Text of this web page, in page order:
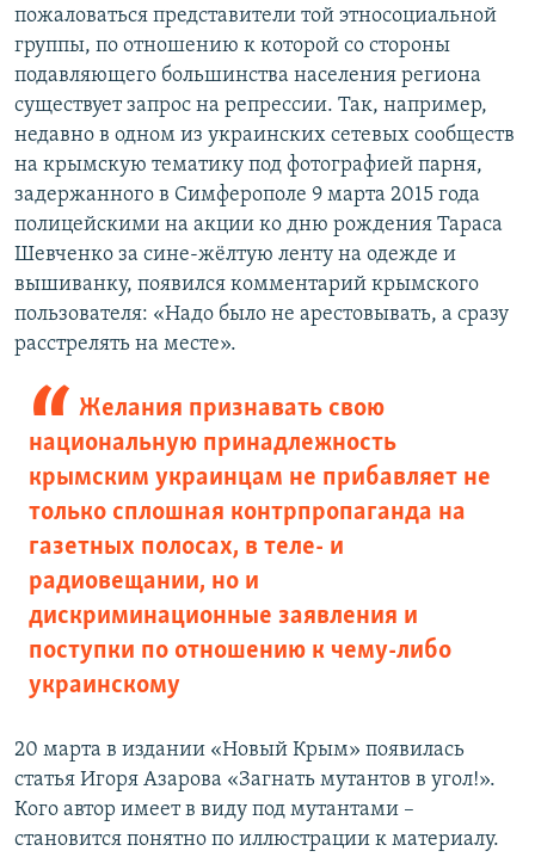
пожаловаться представители той этносоциальной
группы, по отношению к которой со стороны
подавляющего большинства населения региона
существует запрос на репрессии. Так, например,
недавно в одном из украинских сетевых сообществ
на крымскую тематику под фотографией парня,
задержанного в Симферополе 9 марта 2015 года
полицейскими на акции ко дню рождения Тараса
Шевченко за сине-жёлтую ленту на одежде и
вышиванку, появился комментарий крымского
пользователя: «Надо было не арестовывать, а сразу
расстрелять на месте».
Желания признавать свою
национальную принадлежность
крымским украинцам не прибавляет не
только сплошная контрпропаганда на
газетных полосах, в теле- и
радиовещании, но и
дискриминационные заявления и
поступки по отношению к чему-либо
украинскому
20 марта в издании «Новый Крым» появилась
статья Игоря Азарова «Загнать мутантов в угол!».
Кого автор имеет в виду под мутантами –
становится понятно по иллюстрации к материалу.